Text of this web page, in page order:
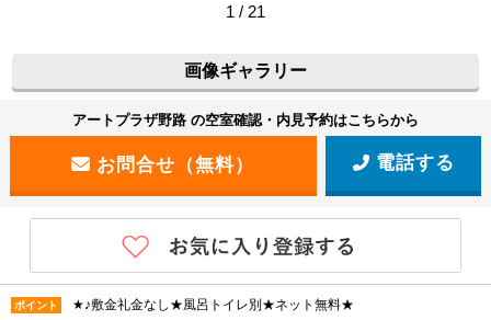
1 / 21
画像ギャラリー
アートプラザ野路 の空室確認・内見予約はこちらから
電話する
ポイント ★♪敷金礼金なし★風呂トイレ別★ネット無料★